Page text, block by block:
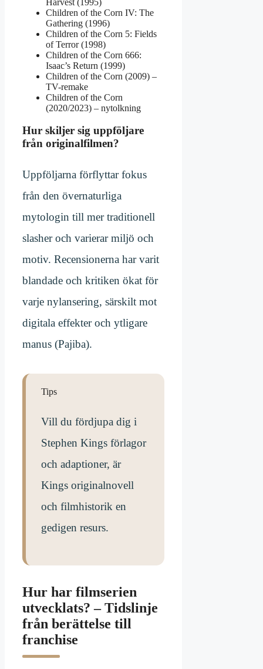
Children of the Corn IV: The
Gathering (1996)
Children of the Corn 5: Fields
of Terror (1998)
Children of the Corn 666:
Isaac’s Return (1999)
Children of the Corn (2009) –
TV-remake
Children of the Corn
(2020/2023) – nytolkning
Hur skiljer sig uppföljare
från originalfilmen?
Uppföljarna förflyttar fokus
från den övernaturliga
mytologin till mer traditionell
slasher och varierar miljö och
motiv. Recensionerna har varit
blandade och kritiken ökat för
varje nylansering, särskilt mot
digitala effekter och ytligare
manus (Pajiba).
Tips
Vill du fördjupa dig i
Stephen Kings förlagor
och adaptioner, är
Kings originalnovell
och filmhistorik en
gedigen resurs.
Hur har filmserien
utvecklats? – Tidslinje
från berättelse till
franchise